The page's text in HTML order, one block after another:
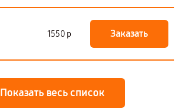
1550 р Заказать
Показать весь список